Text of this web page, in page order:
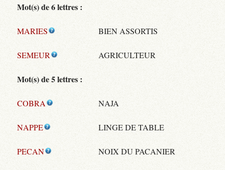
Mot(s) de 6 lettres :
MARIES BIEN ASSORTIS
SEMEUR AGRICULTEUR
Mot(s) de 5 lettres :
COBRA NAJA
NAPPE LINGE DE TABLE
PECAN NOIX DU PACANIER